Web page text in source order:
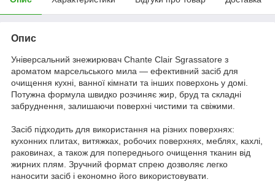
Опис
Універсальний знежирювач Chante Clair Sgrassatore з
ароматом марсельського мила — ефективний засіб для
очищення кухні, ванної кімнати та інших поверхонь у домі.
Потужна формула швидко розчиняє жир, бруд та складні
забруднення, залишаючи поверхні чистими та свіжими.
Засіб підходить для використання на різних поверхнях:
кухонних плитах, витяжках, робочих поверхнях, меблях, кахлі,
раковинах, а також для попереднього очищення тканин від
жирних плям. Зручний формат спрею дозволяє легко
наносити засіб і економно його використовувати.